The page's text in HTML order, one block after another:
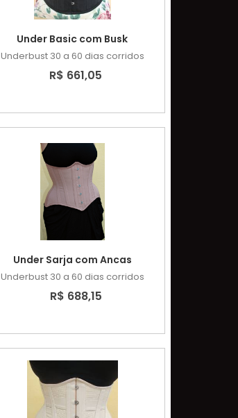
Under Basic com Busk
Underbust 30 a 60 dias corridos
R$ 661,05
Under Sarja com Ancas
Underbust 30 a 60 dias corridos
R$ 688,15